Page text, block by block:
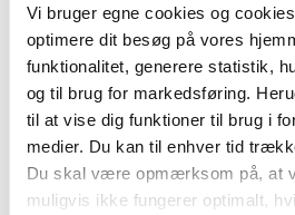
Vi bruger egne cookies og
optimere dit besøg på vores
funktionalitet, generere statistik,
og til brug for markedsføring.
til at vise dig funktioner til brug i
medier. Du kan til enhver tid
Du skal være opmærksom på, at
muligvis ikke fungerer optimalt,
- +
Professioner
Sygeplejerske, Blå Fagklub